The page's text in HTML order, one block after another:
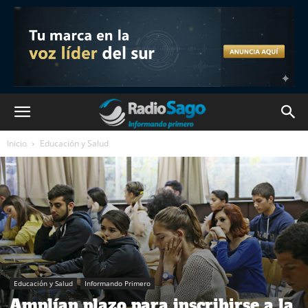
Inicio Educación y Salud
Educación y Salud Informando Primero